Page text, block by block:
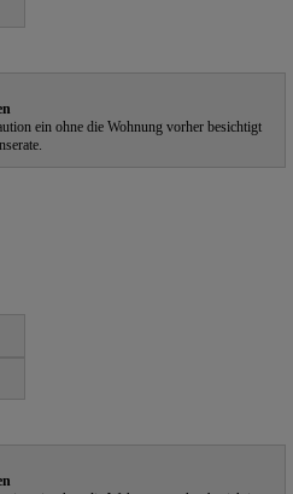
ein ohne die Wohnung vorher besichtigt